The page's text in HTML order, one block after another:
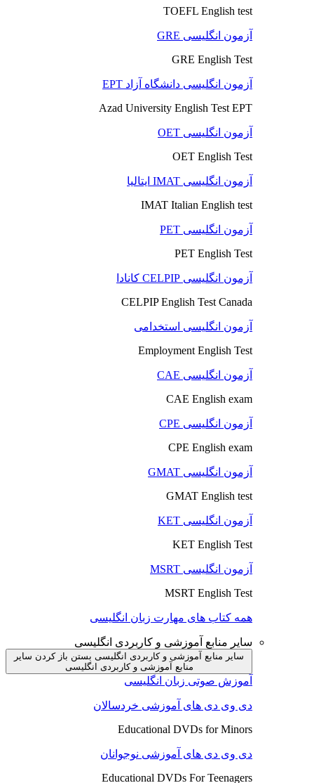
TOEFL English test
آزمون انگلیسی GRE
GRE English Test
آزمون انگلیسی دانشگاه آزاد EPT
Azad University English Test EPT
آزمون انگلیسی OET
OET English Test
آزمون انگلیسی IMAT ایتالیا
IMAT Italian English test
آزمون انگلیسی PET
PET English Test
آزمون انگلیسی CELPIP کانادا
CELPIP English Test Canada
آزمون انگلیسی استخدامی
Employment English Test
آزمون انگلیسی CAE
CAE English exam
آزمون انگلیسی CPE
CPE English exam
آزمون انگلیسی GMAT
GMAT English test
آزمون انگلیسی KET
KET English Test
آزمون انگلیسی MSRT
MSRT English Test
همه کتاب های مهارت زبان انگلیسی
سایر منابع آموزشی و کاربردی انگلیسی
سایر منابع آموزشی و کاربردی انگلیسی بستن باز کردن سایر
منابع آموزشی و کاربردی انگلیسی
آموزش صوتی زبان انگلیسی
دی وی دی های آموزشی خردسالان
Educational DVDs for Minors
دی وی دی های آموزشی نوجوانان
Educational DVDs For Teenagers